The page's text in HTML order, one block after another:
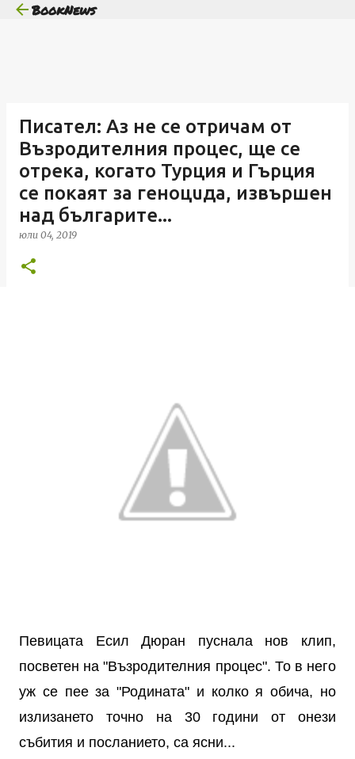
Пропускане към основното съдържание
BookNews
Писател: Аз не се отричам от
Възродителния процес, ще се
отрека, когато Турция и Гърция
се покаят за геноцuда, извършен
над българите...
юли 04, 2019
Певицата Есил Дюран пуснала нов клип,
посветен на "Възродителния процес". То в него
уж се пее за "Родината" и колко я обича, но
излизането точно на 30 години от онези
събития и посланието, са ясни...